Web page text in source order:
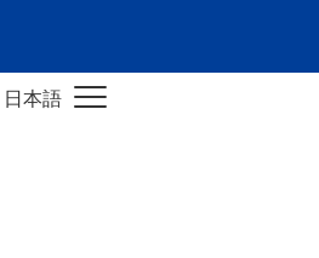
日本語
English